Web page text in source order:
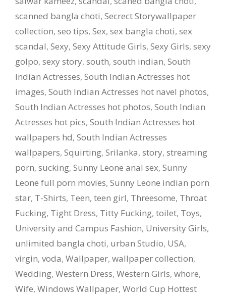
scanned bangla choti, Secrect Storywallpaper
collection, seo tips, Sex, sex bangla choti, sex
scandal, Sexy, Sexy Attitude Girls, Sexy Girls, sexy
golpo, sexy story, south, south indian, South
Indian Actresses, South Indian Actresses hot
images, South Indian Actresses hot navel photos,
South Indian Actresses hot photos, South Indian
Actresses hot pics, South Indian Actresses hot
wallpapers hd, South Indian Actresses
wallpapers, Squirting, Srilanka, story, streaming
porn, sucking, Sunny Leone anal sex, Sunny
Leone full porn movies, Sunny Leone indian porn
star, T-Shirts, Teen, teen girl, Threesome, Throat
Fucking, Tight Dress, Titty Fucking, toilet, Toys,
University and Campus Fashion, University Girls,
unlimited bangla choti, urban Studio, USA,
virgin, voda, Wallpaper, wallpaper collection,
Wedding, Western Dress, Western Girls, whore,
Wife, Windows Wallpaper, World Cup Hottest